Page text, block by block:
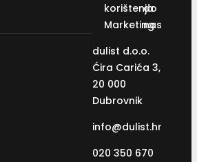
korištenja
Marketing
do
nas
dulist d.o.o.
Ćira Carića 3,
20 000
Dubrovnik
info@dulist.hr
020 350 670